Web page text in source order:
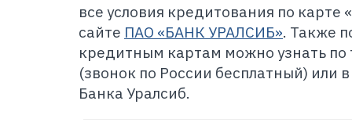
все условия кредитования по
сайте ПАО «БАНК УРАЛСИБ». Также
кредитным картам можно узнать по
(звонок по России бесплатный) или
Банка Уралсиб.